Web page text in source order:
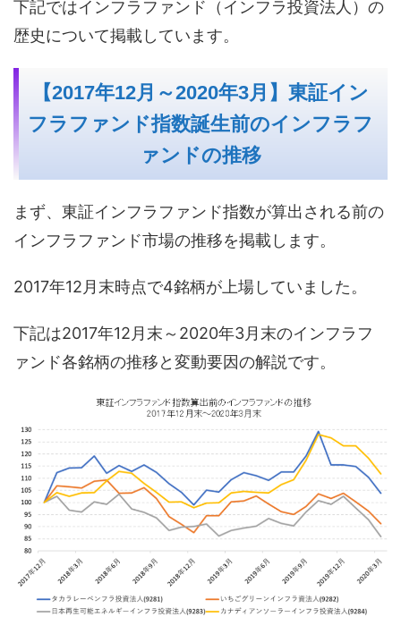
下記ではインフラファンド（インフラ投資法人）の
歴史について掲載しています。
【2017年12月～2020年3月】東証イン
フラファンド指数誕生前のインフラフ
ァンドの推移
まず、東証インフラファンド指数が算出される前の
インフラファンド市場の推移を掲載します。
2017年12月末時点で4銘柄が上場していました。
下記は2017年12月末～2020年3月末のインフラフ
ァンド各銘柄の推移と変動要因の解説です。